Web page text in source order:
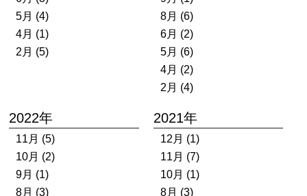
5月 (4)
4月 (1)
2月 (5)
8月 (6)
6月 (2)
5月 (6)
4月 (2)
2月 (4)
2022年
11月 (5)
10月 (2)
9月 (1)
8月 (3)
2021年
12月 (1)
11月 (7)
10月 (1)
8月 (3)